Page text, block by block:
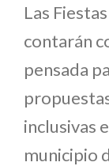
Las
contarán
pensada
inclusivas
municipio